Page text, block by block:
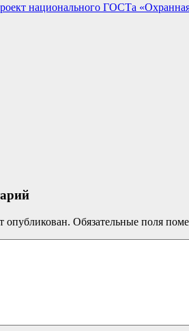
национального ГОСТа «Охранная
опубликован. Обязательные поля